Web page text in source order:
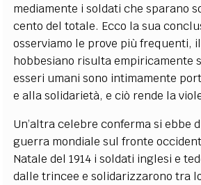
mediamente i soldati che sparano
cento del totale. Ecco la sua
osserviamo le prove più frequenti,
hobbesiano risulta empiricamente
esseri umani sono intimamente
e alla solidarietà, e ciò rende la
Un’altra celebre conferma si ebbe
guerra mondiale sul fronte
Natale del 1914 i soldati inglesi e
dalle trincee e solidarizzarono tra